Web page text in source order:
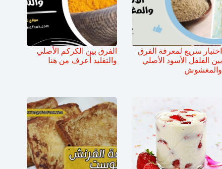
اختبار سريع لمعرفة الفرق
بين الفلفل الأسود الأصلي
والمغشوش
الفرق بين الكركم الأصلي
والتقليد أعرف من هنا